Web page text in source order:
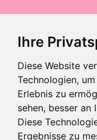
Ihre
Diese Website
Technologien,
Erlebnis zu
sehen, besser an
Diese
Ergebnisse zu-10% ·
ERHALTEN SIE